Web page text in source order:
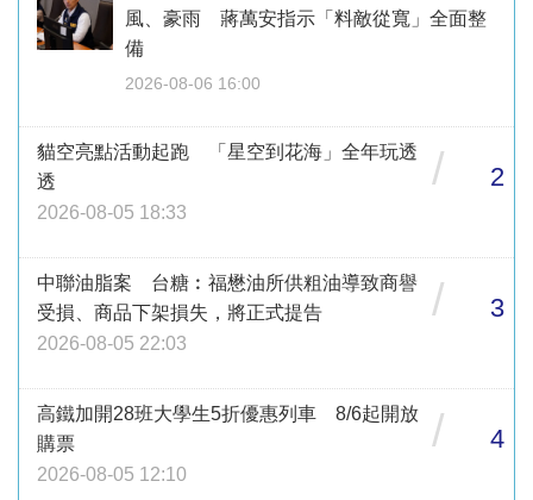
風、豪雨 蔣萬安指示「料敵從寬」全面整
備
2026-08-06 16:00
貓空亮點活動起跑 「星空到花海」全年玩透
透
2026-08-05 18:33
/ 2
中聯油脂案 台糖︰福懋油所供粗油導致商譽
受損、商品下架損失，將正式提告
2026-08-05 22:03
/ 3
高鐵加開28班大學生5折優惠列車 8/6起開放
購票
2026-08-05 12:10
/ 4